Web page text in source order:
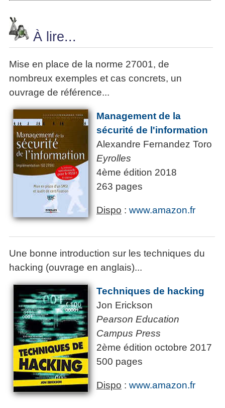
À lire...
Mise en place de la norme 27001, de
nombreux exemples et cas concrets, un
ouvrage de référence...
Management de la
sécurité de l'information
Alexandre Fernandez Toro
Eyrolles
4ème édition 2018
263 pages
Dispo : www.amazon.fr
Une bonne introduction sur les techniques du
hacking (ouvrage en anglais)...
Techniques de hacking
Jon Erickson
Pearson Education
Campus Press
2ème édition octobre 2017
500 pages
Dispo : www.amazon.fr